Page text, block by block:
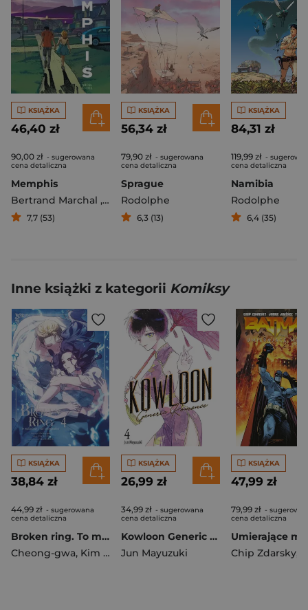
KSIĄŻKA
46,40 zł
90,00 zł - sugerowana
cena detaliczna
Memphis
Bertrand Marchal , Rodolphe
7,7 (53)
KSIĄŻKA
56,34 zł
79,90 zł - sugerowana
cena detaliczna
Sprague
Rodolphe
6,3 (13)
KSIĄŻKA
84,31 zł
119,99 zł -
cena detaliczna
Namibia
Rodolphe
6,4 (35)
Inne książki z kategorii Komiksy
KSIĄŻKA
38,84 zł
44,99 zł - sugerowana
cena detaliczna
Broken ring. To małżeństwo i tak się rozpadnie. Tom 4
Cheong-gwa, Kim Chacha ,CHOKAM
KSIĄŻKA
26,99 zł
34,99 zł - sugerowana
cena detaliczna
Kowloon Generic Romance. Tom 4
Jun Mayuzuki
KSIĄŻKA
47,99 zł
79,99 zł -
cena detaliczna
Chip Zdarsky